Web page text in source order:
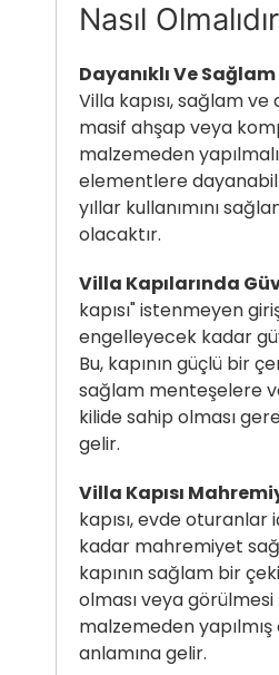
Nasıl Olmalıdır
Dayanıklı Ve Sağlam
Villa kapısı, sağlam ve
masif ahşap veya
malzemeden
elementlere
yıllar kullanımını
olacaktır.
Villa Kapılarında
kapısı" istenmeyen
engelleyecek kadar
Bu, kapının güçlü bir
sağlam menteşelere
kilide sahip olması
gelir.
Villa Kapısı
kapısı, evde
kadar mahremiyet
kapının sağlam bir
olması veya
malzemeden
anlamına gelir.